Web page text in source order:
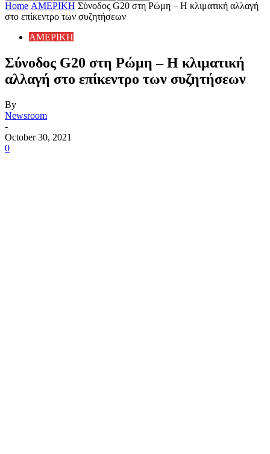
Home ΑΜΕΡΙΚΗ Σύνοδος G20 στη Ρώμη – Η κλιματική αλλαγή
στο επίκεντρο των συζητήσεων
ΑΜΕΡΙΚΗ
Σύνοδος G20 στη Ρώμη – Η κλιματική
αλλαγή στο επίκεντρο των συζητήσεων
By
Newsroom
-
October 30, 2021
0